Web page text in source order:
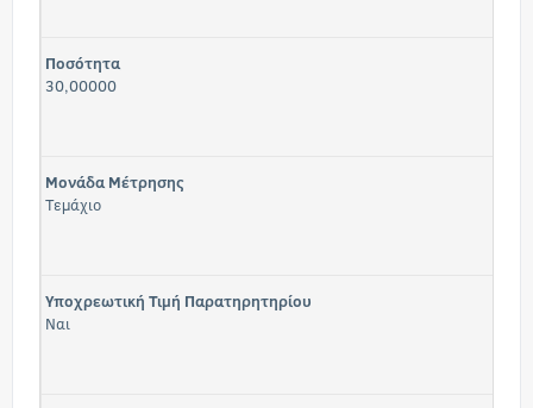
Ποσότητα
30,00000
Μονάδα Μέτρησης
Τεμάχιο
Υποχρεωτική Τιμή Παρατηρητηρίου
Ναι